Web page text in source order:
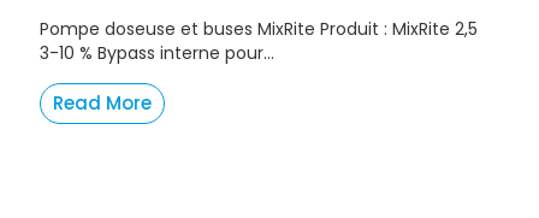
Pompe doseuse et buses MixRite Produit : MixRite 2,5
3-10 % Bypass interne pour...
Read More